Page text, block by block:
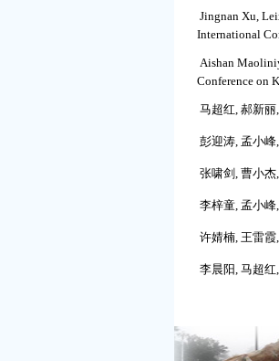
Jingnan Xu,
International
Aishan
Conference on
马超红, 郝新
彭迎涛, 孟小峰
张啸剑, 曹小
李梓童, 孟小峰
许婧楠, 王雷
李晨阳, 马超红